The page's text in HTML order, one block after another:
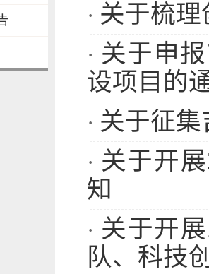
· 关于梳
· 关于申
设项目的
· 关于征
· 关于开
知
· 关于开
队、科技